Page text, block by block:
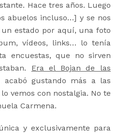
Hace tres años. Luego
abuelos incluso…] y se nos
estado por aquí, una foto
vídeos, links… lo tenía
encuestas, que no sirven
Era el Bojan de las
acabó gustando más a las
vemos con nostalgia. No te
Carmena.
y exclusivamente para